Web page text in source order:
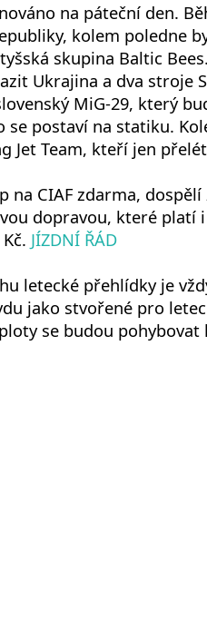
na páteční den.
kolem poledne
skupina Baltic
Ukrajina a dva stroje
MiG-29, který
se postaví na statiku.
Jet Team, kteří jen
CIAF zdarma, dospělí
dopravou, které platí
JÍZDNÍ ŘÁD
letecké přehlídky je
jako stvořené pro
se budou